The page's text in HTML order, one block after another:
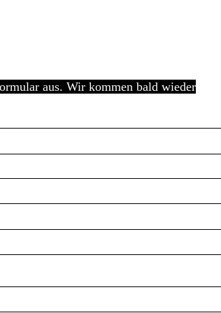
aus. Wir kommen bald wieder